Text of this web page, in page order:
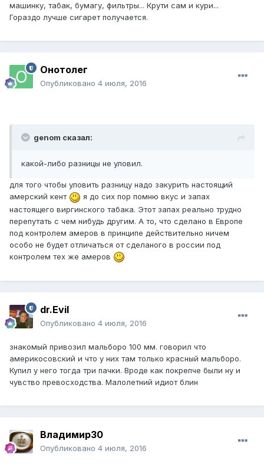
машинку, табак, бумагу, фильтры... Крути сам и кури...
Гораздо лучше сигарет получается.
Онотолег
Опубликовано 4 июля, 2016
genom сказал:
какой-либо разницы не уловил.
для того чтобы уловить разницу надо закурить настоящий
амерский кент
я до сих пор помню вкус и запах
настоящего виргинского табака. Этот запах реально трудно
перепутать с чем нибудь другим. А то, что сделано в Европе
под контролем амеров в принципе действительно ничем
особо не будет отличаться от сделаного в россии под
контролем тех же амеров
dr.Evil
Опубликовано 4 июля, 2016
знакомый привозил мальборо 100 мм. говорил что
америкосовский и что у них там только красный мальборо.
Купил у него тогда три пачки. Вроде как покрепче были ну и
чувство превосходства. Малолетний идиот блин
Владимир30
Опубликовано 4 июля, 2016